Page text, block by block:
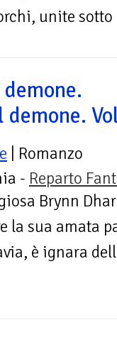
unite
| Romanzo
- Reparto
Brynn
la sua amata
è ignara